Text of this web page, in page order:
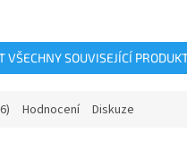
VŠECHNY SOUVISEJÍCÍ
Hodnocení Diskuze